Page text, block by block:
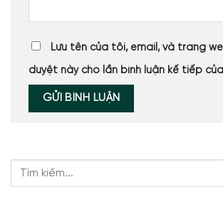
Lưu tên của tôi, email, và trang
duyệt này cho lần bình luận kế tiếp